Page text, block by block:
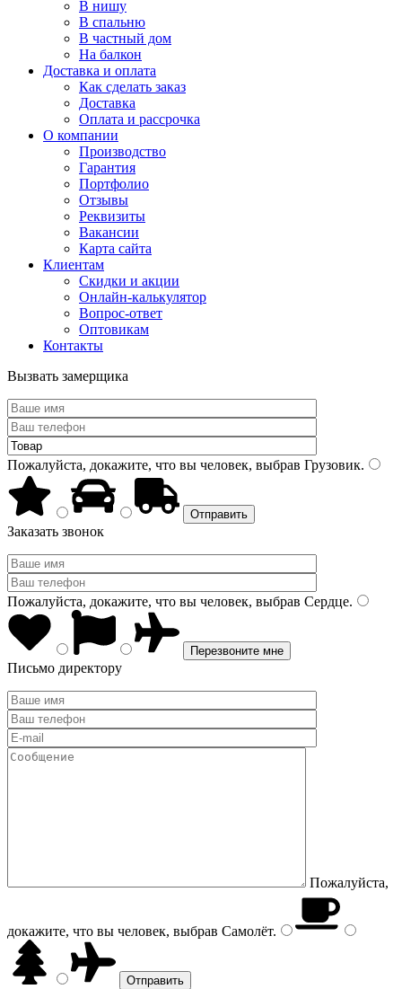
В нишу
В спальню
В частный дом
На балкон
Доставка и оплата
Как сделать заказ
Доставка
Оплата и рассрочка
О компании
Производство
Гарантия
Портфолио
Отзывы
Реквизиты
Вакансии
Карта сайта
Клиентам
Скидки и акции
Онлайн-калькулятор
Вопрос-ответ
Оптовикам
Контакты
Вызвать замерщика
Пожалуйста, докажите, что вы человек, выбрав Грузовик.
Заказать звонок
Пожалуйста, докажите, что вы человек, выбрав Сердце.
Письмо директору
Пожалуйста,
докажите, что вы человек, выбрав Самолёт.